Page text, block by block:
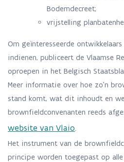
Bodemdecreet;
vrijstelling
Om geïnteresseerde
indienen, publiceert de Vlaamse
oproepen in het Belgisch
Meer informatie over hoe zo'n
stand komt, wat dit inhoudt en
brownfieldconvenanten reeds
website van Vlaio.
Het instrument van de
principe worden toegepast op